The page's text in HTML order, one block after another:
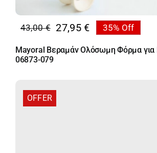
43,00€
Original
price
was:
27,95 €
Η
τρέχουσα
τιμή
35% Off
Mayoral Βεραμάν Ολόσωμη Φόρμα για
06873-079
OFFER